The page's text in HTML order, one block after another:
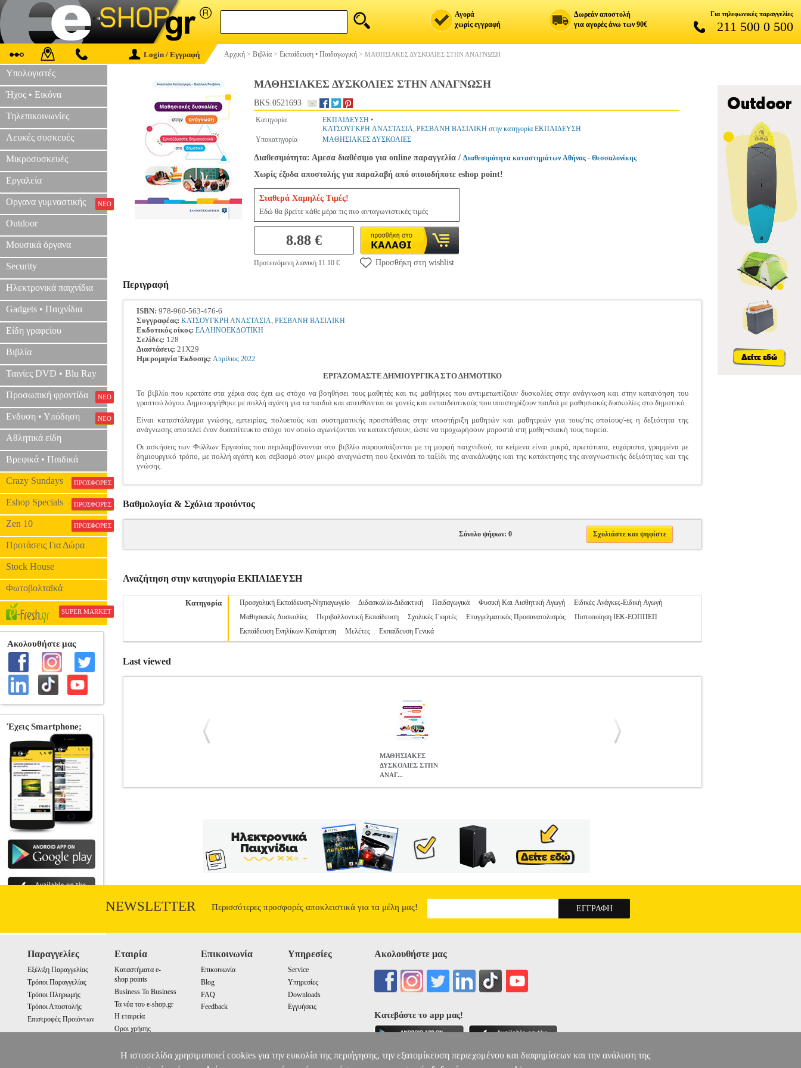
Αγορά
χωρίς εγγραφή
Δωρεάν αποστολή
για αγορές άνω των 90€
Για τηλεφωνικές παραγγελίες
211 500 0 500
Login / Εγγραφή Αρχική > Βιβλία > Εκπαίδευση • Παιδαγωγική > ΜΑΘΗΣΙΑΚΕΣ ΔΥΣΚΟΛΙΕΣ ΣΤΗΝ ΑΝΑΓΝΩΣΗ
Υπολογιστές
Ήχος • Εικόνα
Τηλεπικοινωνίες
Λευκές συσκευές
Μικροσυσκευές
Εργαλεία
Οργανα γυμναστικής ΝΕΟ
Outdoor
Μουσικά όργανα
Security
Ηλεκτρονικά παιχνίδια
Gadgets • Παιχνίδια
Είδη γραφείου
Βιβλία
Ταινίες DVD • Blu Ray
Προσωπική φροντίδα ΝΕΟ
Ενδυση • Υπόδηση ΝΕΟ
Αθλητικά είδη
Βρεφικά • Παιδικά
Crazy Sundays ΠΡΟΣΦΟΡΕΣ
Eshop Specials ΠΡΟΣΦΟΡΕΣ
Zen 10 ΠΡΟΣΦΟΡΕΣ
Προτάσεις Για Δώρα
Stock House
Φωτοβολταϊκά
SUPER MARKET
ΜΑΘΗΣΙΑΚΕΣ ΔΥΣΚΟΛΙΕΣ ΣΤΗΝ ΑΝΑΓΝΩΣΗ
BKS.0521693
Κατηγορία ΕΚΠΑΙΔΕΥΣΗ •
ΚΑΤΣΟΥΓΚΡΗ ΑΝΑΣΤΑΣΙΑ, ΡΕΣΒΑΝΗ ΒΑΣΙΛΙΚΗ στην κατηγορία ΕΚΠΑΙΔΕΥΣΗ
Υποκατηγορία
ΜΑΘΗΣΙΑΚΕΣ ΔΥΣΚΟΛΙΕΣ
Διαθεσιμότητα: Αμεσα διαθέσιμο για online παραγγελία / Διαθεσιμότητα καταστημάτων Αθήνας - Θεσσαλονίκης
Χωρίς έξοδα αποστολής για παραλαβή από οποιοδήποτε eshop point!
Σταθερά Χαμηλές Τιμές!
Εδώ θα βρείτε κάθε μέρα τις πιο ανταγωνιστικές τιμές
8.88 €
Προτεινόμενη λιανική 11.10 € Προσθήκη στη wishlist
Περιγραφή
ISBN: 978-960-563-476-6
Συγγραφέας: ΚΑΤΣΟΥΓΚΡΗ ΑΝΑΣΤΑΣΙΑ, ΡΕΣΒΑΝΗ ΒΑΣΙΛΙΚΗ
Εκδοτικός οίκος: ΕΛΛΗΝΟΕΚΔΟΤΙΚΗ
Σελίδες: 128
Διαστάσεις: 21Χ29
Ημερομηνία Έκδοσης: Απρίλιος 2022
ΕΡΓΑΖΟΜΑΣΤΕ ΔΗΜΙΟΥΡΓΙΚΑ ΣΤΟ ΔΗΜΟΤΙΚΟ
Το βιβλίο που κρατάτε στα χέρια σας έχει ως στόχο να βοηθήσει τους μαθητές και τις μαθήτριες που αντιμετωπίζουν δυσκολίες στην ανάγνωση και στην κατανόηση του
γραπτού λόγου. Δημιουργήθηκε με πολλή αγάπη για τα παιδιά και απευθύνεται σε γονείς και εκπαιδευτικούς που υποστηρίζουν παιδιά με μαθησιακές δυσκολίες στο δημοτικό.
Είναι καταστάλαγμα γνώσης, εμπειρίας, πολυετούς και συστηματικής προσπάθειας στην υποστήριξη μαθητών και μαθητριών για τους/τις οποίους/-ες η δεξιότητα της
ανάγνωσης αποτελεί έναν δυσεπίτευκτο στόχο τον οποίο αγωνίζονται να κατακτήσουν, ώστε να προχωρήσουν μπροστά στη μαθη¬σιακή τους πορεία.
Οι ασκήσεις των Φύλλων Εργασίας που περιλαμβάνονται στο βιβλίο παρουσιάζονται με τη μορφή παιχνιδιού, τα κείμενα είναι μικρά, πρωτότυπα, ευχάριστα, γραμμένα με
δημιουργικό τρόπο, με πολλή αγάπη και σεβασμό στον μικρό αναγνώστη που ξεκινάει το ταξίδι της ανακάλυψης και της κατάκτησης της αναγνωστικής δεξιότητας και της
γνώσης.
Βαθμολογία & Σχόλια προιόντος
Σύνολο ψήφων: 0 Σχολιάστε και ψηφίστε
Αναζήτηση στην κατηγορία ΕΚΠΑΙΔΕΥΣΗ
Κατηγορία Προσχολική Εκπαίδευση-Νηπιαγωγείο Διδασκαλία-Διδακτική Παιδαγωγικά Φυσική Και Αισθητική Αγωγή
Ειδικές Ανάγκες-Ειδική Αγωγή
Μαθησιακές Δυσκολίες
Περιβαλλοντική Εκπαίδευση Σχολικές Γιορτές Επαγγελματικός Προσανατολισμός
Πιστοποίηση ΙΕΚ-ΕΟΠΠΕΠ
Εκπαίδευση Ενηλίκων-Κατάρτιση
Μελέτες Εκπαίδευση Γενικά
Last viewed
ΜΑΘΗΣΙΑΚΕΣ
ΔΥΣΚΟΛΙΕΣ ΣΤΗΝ
ΑΝΑΓ...
ΑΝΑΣΤΑΣΙΑ, ΡΕΣΒΑΝΗ ΒΑΣΙΛΙΚΗ Εκδοτικός οίκος: ΕΛΛΗΝΟΕΚΔΟΤΙΚΗ Σελίδες: 128 Διαστάσεις: 21Χ29 Ημερομηνία Έκδοσης: Απρίλιος 2022
ΕΡΓΑΖΟΜΑΣΤΕ ΔΗΜΙΟΥΡΓΙΚΑ ΣΤΟ ΔΗΜΟΤΙΚΟ Το βιβλίο που κρατάτε στα χέρια σας έχει ως στόχο να βοηθήσει τους μαθητές και τις μαθήτριες που
αντιμετωπίζουν δυσκολίες στην ανάγνωση και στην κατανόηση του γραπτού λόγου. Δημιουργήθηκε με πολλή αγάπη για τα παιδιά και απευθύνεται σε γονείς και
εκπαιδευτικούς που υποστηρίζουν παιδιά με μαθησιακές δυσκολίες στο δημοτικό. Είναι καταστάλαγμα γνώσης, εμπειρίας, πολυετούς και συστηματικής
προσπάθειας στην υποστήριξη μαθητών και μαθητριών για τους/τις οποίους/-ες η δεξιότητα της ανάγνωσης αποτελεί έναν δυσεπίτευκτο στόχο τον οποίο
στον μικρό αναγνώστη που ξεκινάει το ταξίδι της ανακάλυψης και της κατάκτησης της αναγνωστικής δεξιότητας και της γνώσης.ΜΑΘΗΣΙΑΚΕΣ ΔΥΣΚΟΛΙΕΣ
ΣΤΗΝ ΑΝΑΓΝΩΣΗ
NEWSLETTER Περισσότερες προσφορές αποκλειστικά για τα μέλη μας!
Παραγγελίες
Εξέλιξη Παραγγελίας
Τρόποι Παραγγελίας
Τρόποι Πληρωμής
Τρόποι Αποστολής
Επιστροφές Προιόντων
Εταιρία
Καταστήματα e-
shop points
Business To Business
Τα νέα του e-shop.gr
Η εταιρεία
Οροι χρήσης
Επικοινωνία
Επικοινωνία
Blog
FAQ
Feedback
Υπηρεσίες
Service
Υπηρεσίες
Downloads
Εγγυήσεις
Ακολουθήστε μας
Κατεβάστε το app μας!
Η ιστοσελίδα χρησιμοποιεί cookies για την ευκολία της περιήγησης, την εξατομίκευση περιεχομένου και διαφημίσεων και την ανάλυση της